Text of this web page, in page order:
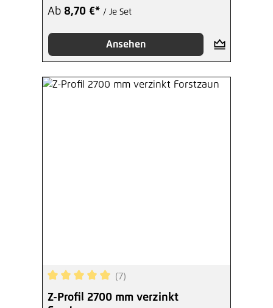
Ab 8,70 €* / Je Set
Ansehen
Durchschnittliche Bewertung von 5 von 5
(7)
Z-Profil 2700 mm verzinkt